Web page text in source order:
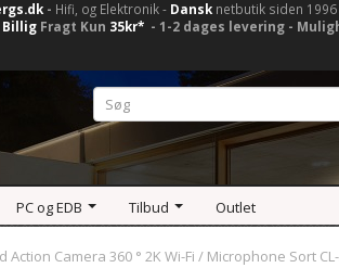
- Hifi, og Elektronik - Dansknetbutik siden 1996
Billig Fragt Kun 35kr* - 1-2 dages levering -
PC og EDB Tilbud Outlet
Action Camera 360 ° 2K Wi-Fi / Microphone Sort